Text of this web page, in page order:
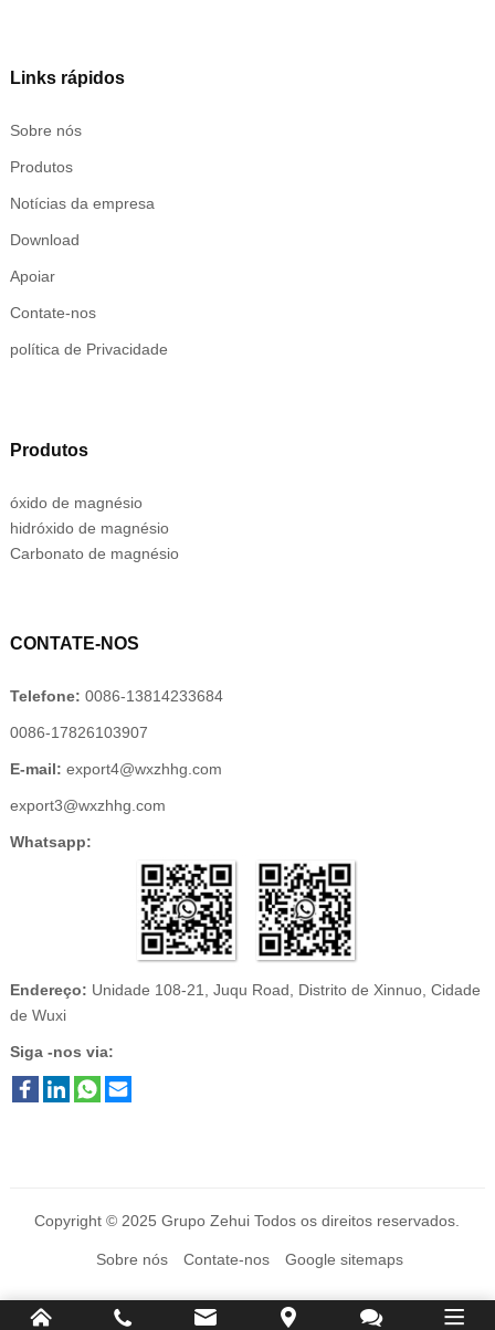
Links rápidos
Sobre nós
Produtos
Notícias da empresa
Download
Apoiar
Contate-nos
política de Privacidade
Produtos
óxido de magnésio
hidróxido de magnésio
Carbonato de magnésio
CONTATE-NOS
Telefone: 0086-13814233684
0086-17826103907
E-mail: export4@wxzhhg.com
export3@wxzhhg.com
Whatsapp:
Endereço: Unidade 108-21, Juqu Road, Distrito de Xinnuo, Cidade
de Wuxi
Siga -nos via:
Copyright © 2025Grupo Zehui Todos os direitos reservados.
Sobre nós Contate-nos Google sitemaps